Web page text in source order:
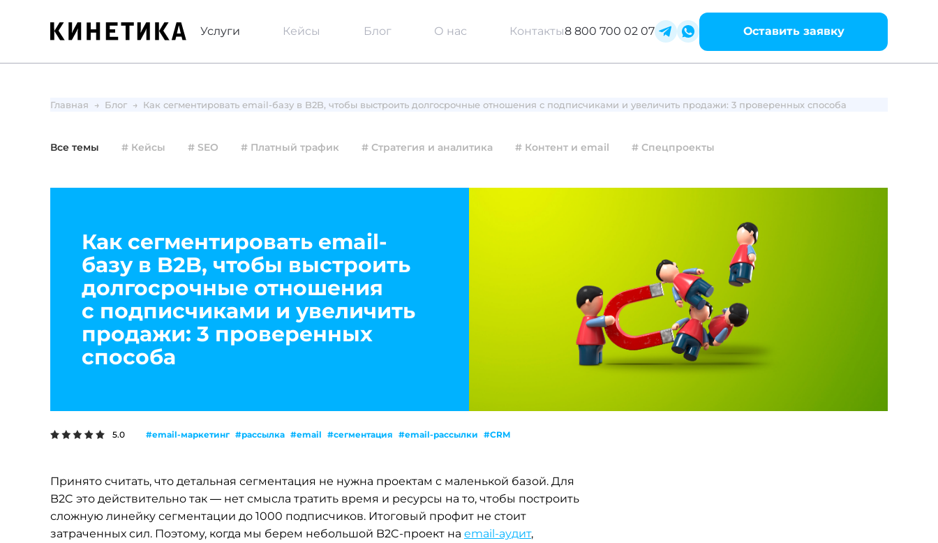
Услуги Кейсы Блог О нас Контакты8 800 700 02 07 Оставить заявку
Главная Блог Как сегментировать email-базу в B2B, чтобы выстроить долгосрочные отношения с подписчиками и увеличить продажи: 3 проверенных способа
Все темы # Кейсы # SEO # Платный трафик # Стратегия и аналитика # Контент и email # Спецпроекты
Как сегментировать email-
базу в B2B, чтобы выстроить
долгосрочные отношения
с подписчиками и увеличить
продажи: 3 проверенных
способа
5.0 #email-маркетинг #рассылка #email #сегментация #email-рассылки #CRM
Принято считать, что детальная сегментация не нужна проектам с маленькой базой. Для
B2C это действительно так — нет смысла тратить время и ресурсы на то, чтобы построить
сложную линейку сегментации до 1000 подписчиков. Итоговый профит не стоит
затраченных сил. Поэтому, когда мы берем небольшой B2C-проект на email-аудит,